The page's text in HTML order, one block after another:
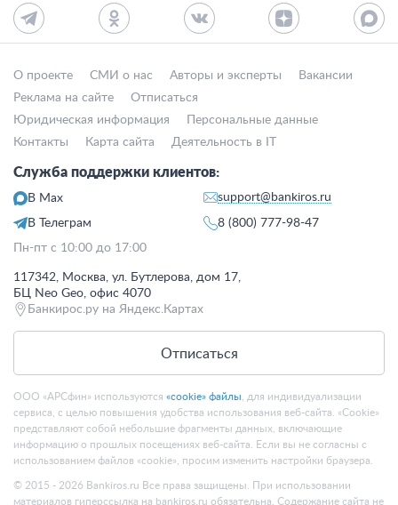
О проекте СМИ о нас Авторы и эксперты
Вакансии
Реклама на сайте
Отписаться
Юридическая информация
Персональные данные
Контакты
Карта сайта Деятельность в IT
Служба поддержки клиентов:
В Max
В Телеграм
support@bankiros.ru
8 (800) 777-98-47
Пн-пт с 10:00 до 17:00
117342, Москва, ул. Бутлерова, дом 17,
БЦ Neo Geo, офис 4070
Банкирос.ру на Яндекс.Картах
Отписаться
ООО «АРСфин» используются «cookie» файлы , для индивидуализации
сервиса, с целью повышения удобства использования веб-сайта. «Cookie»
представляют собой небольшие фрагменты данных, включающие
информацию о прошлых посещениях веб-сайта. Если вы не согласны с
использованием файлов «cookie», просим изменить настройки браузера.
© 2015 - 2026 Bankiros.ru Все права защищены. При использовании
материалов гиперссылка на bankiros.ru обязательна. Содержание сайта не